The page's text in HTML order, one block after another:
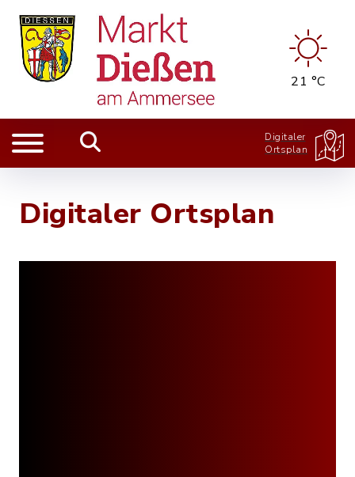
21 °C
Digitaler
Ortsplan
Digitaler Ortsplan